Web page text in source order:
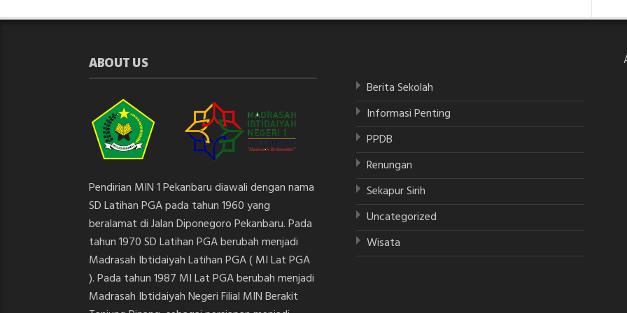
ABOUT US
Pendirian MIN 1 Pekanbaru diawali dengan nama
SD Latihan PGA pada tahun 1960 yang
beralamat di Jalan Diponegoro Pekanbaru. Pada
tahun 1970 SD Latihan PGA berubah menjadi
Madrasah Ibtidaiyah Latihan PGA ( MI Lat PGA
). Pada tahun 1987 MI Lat PGA berubah menjadi
Madrasah Ibtidaiyah Negeri Filial MIN Berakit
Berita Sekolah
Informasi Penting
PPDB
Renungan
Sekapur Sirih
Uncategorized
Wisata